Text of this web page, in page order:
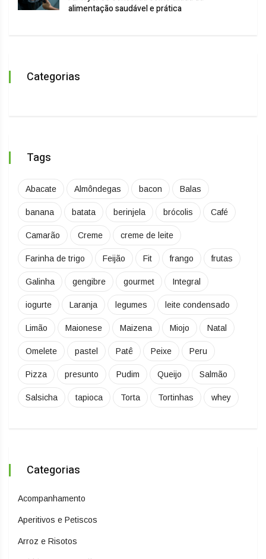
alimentação saudável e prática
Categorias
Tags
Abacate Almôndegas bacon Balas
banana batata berinjela brócolis Café
Camarão Creme creme de leite
Farinha de trigo Feijão Fit frango frutas
Galinha gengibre gourmet Integral
iogurte Laranja legumes leite condensado
Limão Maionese Maizena Miojo Natal
Omelete pastel Patê Peixe Peru
Pizza presunto Pudim Queijo Salmão
Salsicha tapioca Torta Tortinhas whey
Categorias
Acompanhamento
Aperitivos e Petiscos
Arroz e Risotos